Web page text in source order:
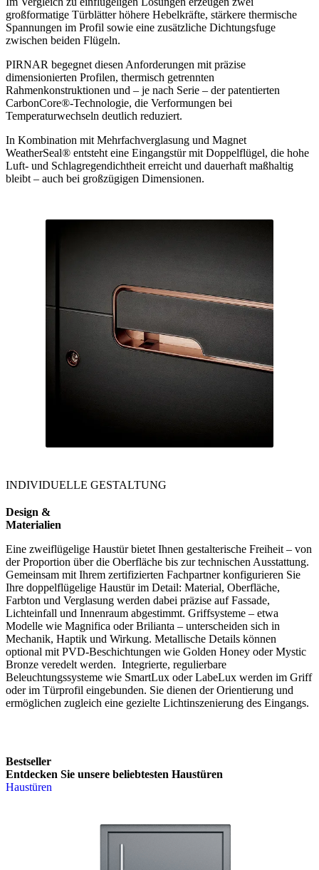
großformatige Türblätter höhere Hebelkräfte, stärkere thermische
Spannungen im Profil sowie eine zusätzliche Dichtungsfuge
zwischen beiden Flügeln.
PIRNAR begegnet diesen Anforderungen mit präzise
dimensionierten Profilen, thermisch getrennten
Rahmenkonstruktionen und – je nach Serie – der patentierten
CarbonCore®-Technologie, die Verformungen bei
Temperaturwechseln deutlich reduziert.
In Kombination mit Mehrfachverglasung und Magnet
WeatherSeal® entsteht eine Eingangstür mit Doppelflügel, die hohe
Luft- und Schlagregendichtheit erreicht und dauerhaft maßhaltig
bleibt – auch bei großzügigen Dimensionen.
INDIVIDUELLE GESTALTUNG
Design &
Materialien
Eine zweiflügelige Haustür bietet Ihnen gestalterische Freiheit – von
der Proportion über die Oberfläche bis zur technischen Ausstattung.
Gemeinsam mit Ihrem zertifizierten Fachpartner konfigurieren Sie
Ihre doppelflügelige Haustür im Detail: Material, Oberfläche,
Farbton und Verglasung werden dabei präzise auf Fassade,
Lichteinfall und Innenraum abgestimmt. Griffsysteme – etwa
Modelle wie Magnifica oder Brilianta – unterscheiden sich in
Mechanik, Haptik und Wirkung. Metallische Details können
optional mit PVD-Beschichtungen wie Golden Honey oder Mystic
Bronze veredelt werden. Integrierte, regulierbare
Beleuchtungssysteme wie SmartLux oder LabeLux werden im Griff
oder im Türprofil eingebunden. Sie dienen der Orientierung und
ermöglichen zugleich eine gezielte Lichtinszenierung des Eingangs.
Bestseller
Entdecken Sie unsere beliebtesten Haustüren
Haustüren